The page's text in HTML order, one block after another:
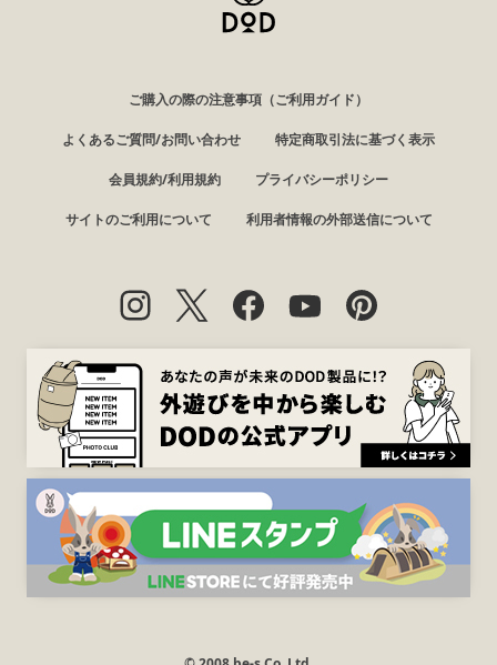
ご購入の際の注意事項（ご利用ガイド）
よくあるご質問/お問い合わせ 特定商取引法に基づく表示
会員規約/利用規約 プライバシーポリシー
サイトのご利用について 利用者情報の外部送信について